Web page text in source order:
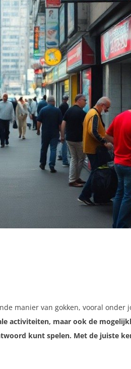
manier van gokken, vooral onder
activiteiten, maar ook de
kunt spelen. Met de juiste